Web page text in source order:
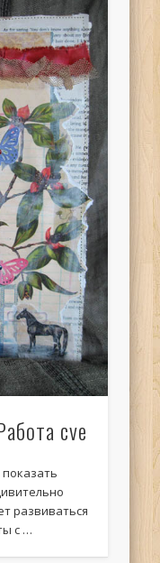
cve
развиваться
с …